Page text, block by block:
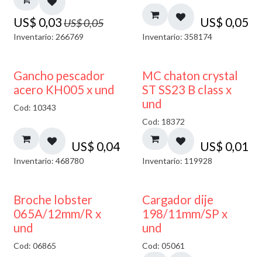
US$ 0,03US$0,05
Inventario: 266769
US$ 0,05
Inventario: 358174
Gancho pescador
acero KH005 x und
Cod: 10343
US$ 0,04
Inventario: 468780
MC chaton crystal
ST SS23 B class x
und
Cod: 18372
US$ 0,01
Inventario: 119928
Broche lobster
065A/12mm/R x
und
Cod: 06865 50% DESCUENTO
Cargador dije
198/11mm/SP x
und
Cod: 05061